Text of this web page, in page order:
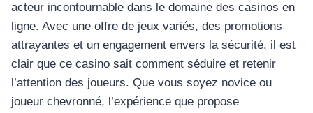
acteur incontournable dans le domaine des casinos en
ligne. Avec une offre de jeux variés, des promotions
attrayantes et un engagement envers la sécurité, il est
clair que ce casino sait comment séduire et retenir
l’attention des joueurs. Que vous soyez novice ou
joueur chevronné, l’expérience que propose